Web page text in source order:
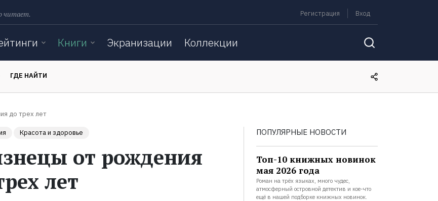
читает. Регистрация Вход
Книги Экранизации Коллекции
ГДЕ НАЙТИ
до трех лет
Красота и здоровье
от рождения
лет
ПОПУЛЯРНЫЕ НОВОСТИ
Топ-10 книжных новинок
мая 2026 года
Роман на трёх языках, много чудес,
атмосферный островной детектив и кое-что
ещё в нашей подборке книжных новинок.